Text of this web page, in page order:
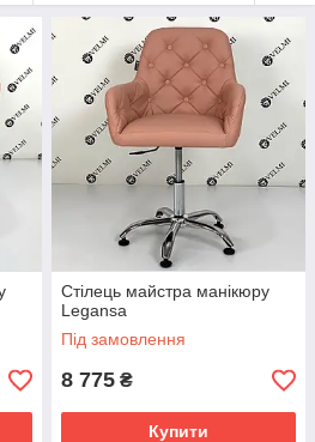
Стілець майстра манікюру
Legansa
Під замовлення
8 775 ₴
Купити